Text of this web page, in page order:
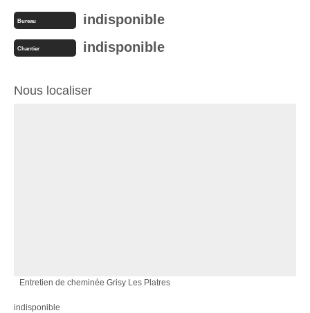
Bureau indisponible
Chantier indisponible
Nous localiser
Entretien de cheminée Grisy Les Platres
indisponible